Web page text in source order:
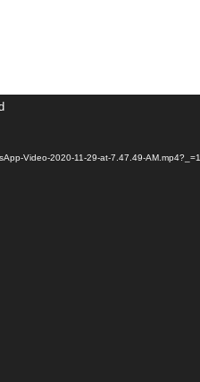
Video-2020-11-29-at-7.47.49-AM.mp4?_=1